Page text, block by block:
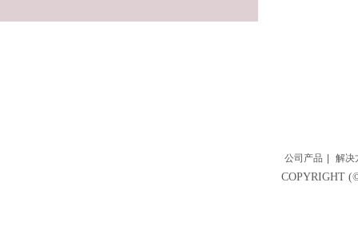
公司产品 解决
COPYRIGHT